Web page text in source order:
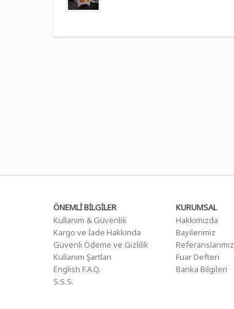
ÖNEMLİ BİLGİLER
Kullanım & Güvenlik
Kargo ve İade Hakkında
Güvenli Ödeme ve Gizlilik
Kullanım Şartları
English F.A.Q.
S.S.S.
KURUMSAL
Hakkımızda
Bayilerimiz
Referanslarımız
Fuar Defteri
Banka Bilgileri